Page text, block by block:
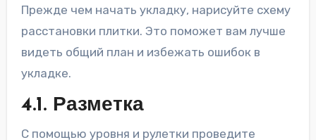
Прежде чем начать укладку, нарисуйте схему
расстановки плитки. Это поможет вам лучше
видеть общий план и избежать ошибок в
укладке.
4.1. Разметка
С помощью уровня и рулетки проведите